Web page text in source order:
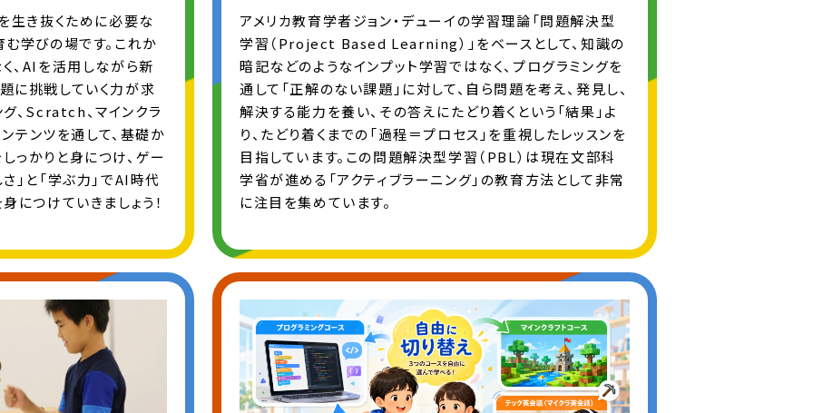
生き抜くために必要な
む学びの場です。これか
、AIを活用しながら新
に挑戦していく力が求
、Scratch、マインクラ
テンツを通して、基礎か
っかりと身につけ、ゲー
」と「学ぶ力」でAI時代
につけていきましょう！
アメリカ教育学者ジョン・デューイの学習理論「問題解決型
学習（Project Based Learning）」をベースとして、知識の
暗記などのようなインプット学習ではなく、プログラミングを
通して「正解のない課題」に対して、自ら問題を考え、発見し、
解決する能力を養い、その答えにたどり着くという「結果」よ
り、たどり着くまでの「過程＝プロセス」を重視したレッスンを
目指しています。この問題解決型学習（PBL）は現在文部科
学省が進める「アクティブラーニング」の教育方法として非常
に注目を集めています。